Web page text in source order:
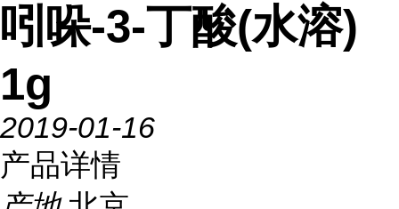
吲哚-3-丁酸(水溶)
1g
2019-01-16
产品详情